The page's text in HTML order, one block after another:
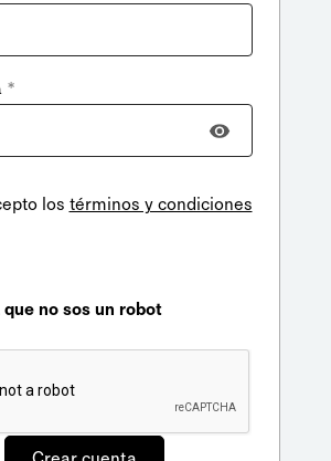
*
los términos y condiciones
no sos un robot